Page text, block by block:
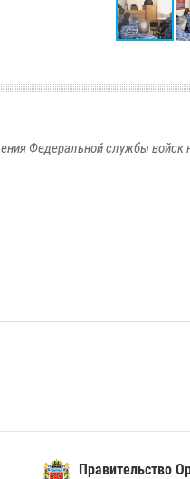
Федеральной службы войск
Правительство